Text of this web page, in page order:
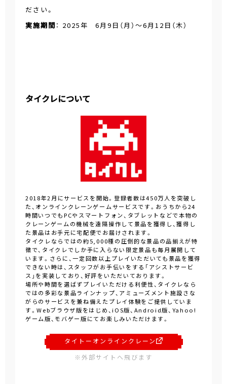
ださい。
実施期間 ： 2025年 6月9日（月）～6月12日（木）
タイクレについて
2018年2月にサービスを開始。登録者数は450万人を突破し
た、オンラインクレーンゲームサービスです。おうちから24
時間いつでもPCやスマートフォン、タブレットなどで本物の
クレーンゲームの機械を遠隔操作して景品を獲得し、獲得し
た景品はお手元に宅配便でお届けされます。
タイクレならではの約5,000種の圧倒的な景品の品揃えが特
徴で、タイクレでしか手に入らない限定景品も毎月展開して
います。さらに、一定回数以上プレイいただいても景品を獲得
できない時は、スタッフがお手伝いをする「アシストサービ
ス」を実装しており、好評をいただいております。
場所や時間を選ばずプレイいただける利便性、タイクレなら
ではの多彩な景品ラインナップ、アミューズメント施設さな
がらのサービスを兼ね備えたプレイ体験をご提供していま
す。Webブラウザ版をはじめ、iOS版、Android版、Yahoo!
ゲーム版、モバゲー版にてお楽しみいただけます。
タイトーオンラインクレーン
※外部サイトへ飛びます